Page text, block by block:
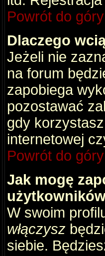
Powrót do góry
Dlaczego
Jeżeli nie
na forum
zapobiega
pozostawać
gdy
internetowej
Powrót do góry
Jak mogę
W swoim
włączysz
siebie.